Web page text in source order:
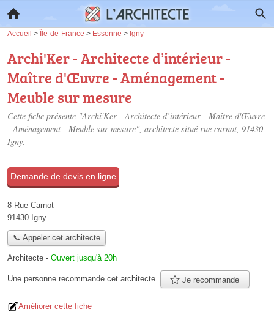
Accueil > Île-de-France > Essonne > Igny
Archi'Ker - Architecte d’intérieur -
Maître d'Œuvre - Aménagement -
Meuble sur mesure
Cette fiche présente "Archi'Ker - Architecte d’intérieur - Maître d'Œuvre
- Aménagement - Meuble sur mesure", architecte situé rue carnot, 91430
Igny.
Demande de devis en ligne
8 Rue Carnot
91430 Igny
📞 Appeler cet architecte
Architecte - Ouvert jusqu'à 20h
Une personne recommande cet architecte. Je recommande
Améliorer cette fiche